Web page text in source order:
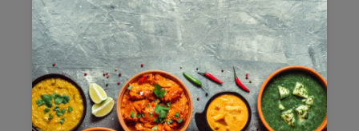
Tartinable BIO Artichaut Basilic -
Mes P'tites Recettes -...
Mes P'tites Recettes
En stock